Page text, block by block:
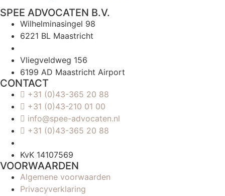
SPEE ADVOCATEN B.V.
Wilhelminasingel 98
6221 BL Maastricht
Vliegveldweg 156
6199 AD Maastricht Airport
CONTACT
+31 (0)43-365 20 88
+31 (0)43-210 01 00
info@spee-advocaten.nl
+31 (0)43-365 20 88
KvK 14107569
VOORWAARDEN
Algemene voorwaarden
Privacyverklaring